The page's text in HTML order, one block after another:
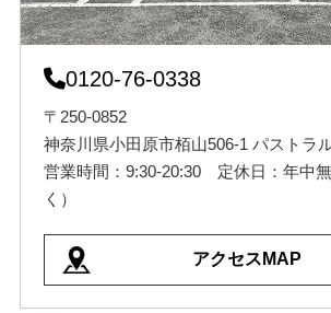
0120-76-0338
〒250-0852
神奈川県小田原市栢山506-1 パストラ
営業時間：9:30-20:30 定休日：年中
く）
アクセスMAP